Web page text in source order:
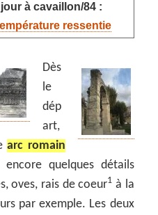
à cavaillon/84 :
ressentie
Dès
le
dép
art,
arc romain
quelques détails
oves, rais de coeur1 à la
par exemple. Les deux